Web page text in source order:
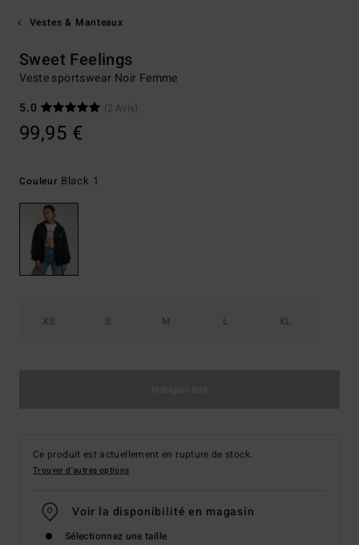
Vestes & Manteaux
Sweet Feelings
Veste sportswear Noir Femme
5.0
(2 Avis)
99,95 €
Couleur Black 1
XS S M L XL
Ce produit est actuellement en rupture de stock.
Trouver d'autres options
Voir la disponibilité en magasin
Sélectionnez une taille